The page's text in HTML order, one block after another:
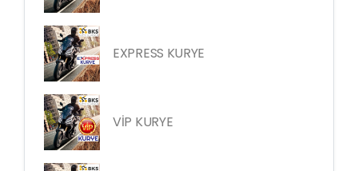
EXPRESS KURYE
VİP KURYE